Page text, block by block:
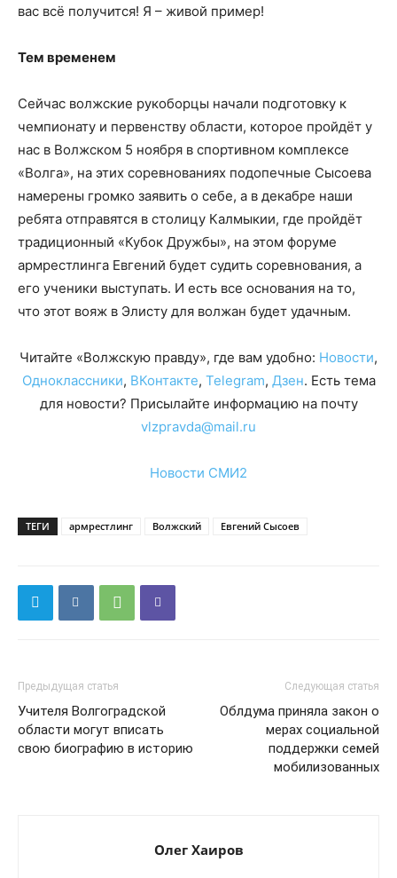
вас всё получится! Я – живой пример!
Тем временем
Сейчас волжские рукоборцы начали подготовку к
чемпионату и первенству области, которое пройдёт у
нас в Волжском 5 ноября в спортивном комплексе
«Волга», на этих соревнованиях подопечные Сысоева
намерены громко заявить о себе, а в декабре наши
ребята отправятся в столицу Калмыкии, где пройдёт
традиционный «Кубок Дружбы», на этом форуме
армрестлинга Евгений будет судить соревнования, а
его ученики выступать. И есть все основания на то,
что этот вояж в Элисту для волжан будет удачным.
Читайте «Волжскую правду», где вам удобно: Новости,
Одноклассники, ВКонтакте, Telegram, Дзен. Есть тема
для новости? Присылайте информацию на почту
vlzpravda@mail.ru
Новости СМИ2
ТЕГИ армрестлинг Волжский Евгений Сысоев
Предыдущая статья
Учителя Волгоградской
области могут вписать
свою биографию в историю
Следующая статья
Облдума приняла закон о
мерах социальной
поддержки семей
мобилизованных
Олег Хаиров